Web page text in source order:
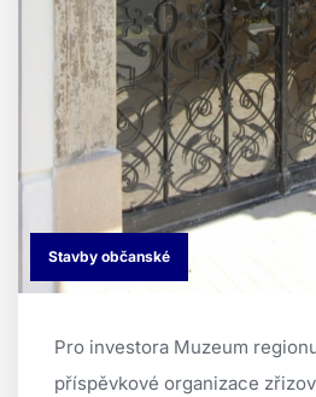
Stavby občanské
Pro investora Muzeum
příspěvkové organizace